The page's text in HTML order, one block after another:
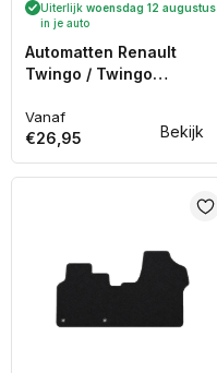
Bekijk
Uiterlijk woensdag 12 augustus
in je auto
Automatten Renault
Twingo / Twingo
Normale
prijs
Vanaf
€26,95